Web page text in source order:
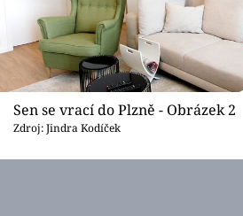
Sen se vrací do Plzně - Obrázek 2
Zdroj: Jindra Kodíček